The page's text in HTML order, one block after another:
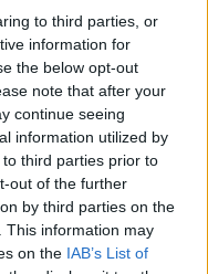
to third parties, or
information for
the below opt-out
note that after your
continue seeing
information utilized by
third parties prior to
out of the further
by third parties on the
This information may
on the IAB’s List of